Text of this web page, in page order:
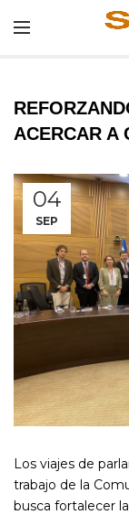
ACERCAR A
04
SEP
Los viajes de
trabajo de la
busca fortalecer